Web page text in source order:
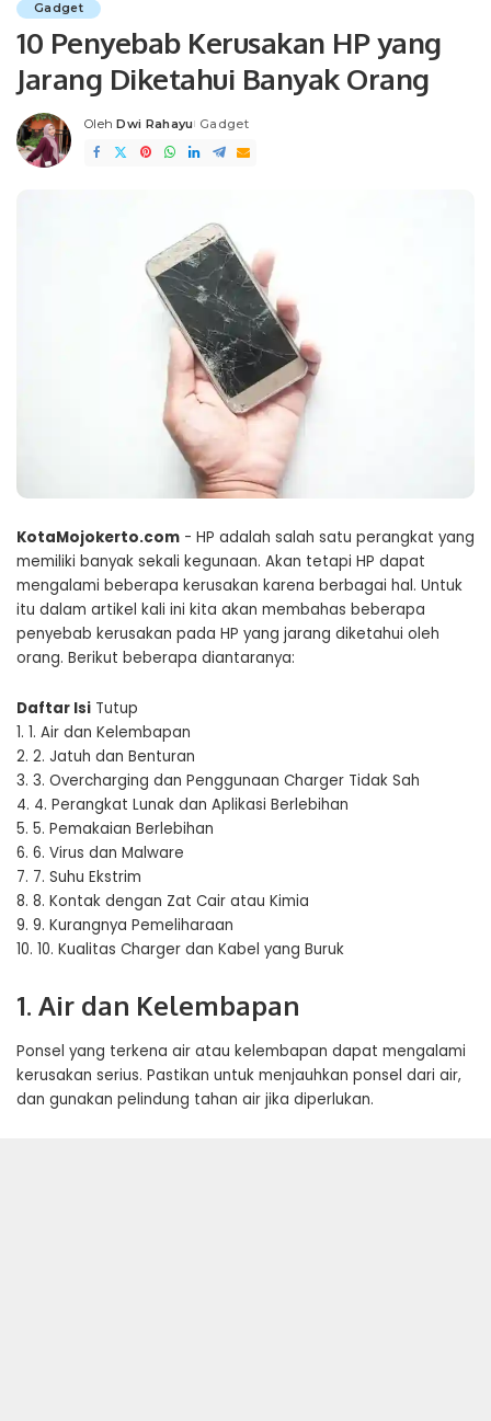
Gadget
10 Penyebab Kerusakan HP yang
Jarang Diketahui Banyak Orang
Posted
by
Oleh Dwi Rahayu Gadget
KotaMojokerto.com - HP adalah salah satu perangkat yang
memiliki banyak sekali kegunaan. Akan tetapi HP dapat
mengalami beberapa kerusakan karena berbagai hal. Untuk
itu dalam artikel kali ini kita akan membahas beberapa
penyebab kerusakan pada HP yang jarang diketahui oleh
orang. Berikut beberapa diantaranya:
Daftar Isi Tutup
1. 1. Air dan Kelembapan
2. 2. Jatuh dan Benturan
3. 3. Overcharging dan Penggunaan Charger Tidak Sah
4. 4. Perangkat Lunak dan Aplikasi Berlebihan
5. 5. Pemakaian Berlebihan
6. 6. Virus dan Malware
7. 7. Suhu Ekstrim
8. 8. Kontak dengan Zat Cair atau Kimia
9. 9. Kurangnya Pemeliharaan
10. 10. Kualitas Charger dan Kabel yang Buruk
1. Air dan Kelembapan
Ponsel yang terkena air atau kelembapan dapat mengalami
kerusakan serius. Pastikan untuk menjauhkan ponsel dari air,
dan gunakan pelindung tahan air jika diperlukan.